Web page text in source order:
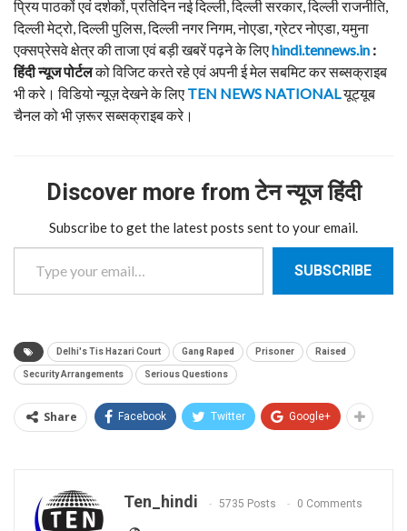
प्रिय पाठकों एवं दर्शकों, प्रतिदिन नई दिल्ली, दिल्ली सरकार, दिल्ली राजनीति,
दिल्ली मेट्रो, दिल्ली पुलिस, दिल्ली नगर निगम, नोएडा, ग्रेटर नोएडा, यमुना
एक्सप्रेसवे क्षेत्र की ताजा एवं बड़ी खबरें पढ़ने के लिएhindi.tennews.in :
हिंदी न्यूज पोर्टलको विजिट करते रहे एवं अपनी ई मेल सबमिट कर सब्सक्राइब
भी करे। विडियो न्यूज़ देखने के लिए TEN NEWS NATIONALयूट्यूब
चैनल को भी ज़रूर सब्सक्राइब करे।
Discover more from टेन न्यूज हिंदी
Subscribe to get the latest posts sent to your email.
Type your email…
SUBSCRIBE
Delhi's Tis Hazari Court Gang Raped Prisoner Raised
Security Arrangements Serious Questions
Share Facebook Twitter Google+
Ten_hindi 5735 Posts 0 Comments